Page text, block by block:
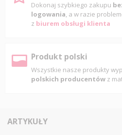
Dokonaj szybkiego zakupu
logowania, a w razie
z biurem obsługi klienta
Produkt polski
Wszystkie nasze produkty
polskich producentów z
ARTYKUŁY